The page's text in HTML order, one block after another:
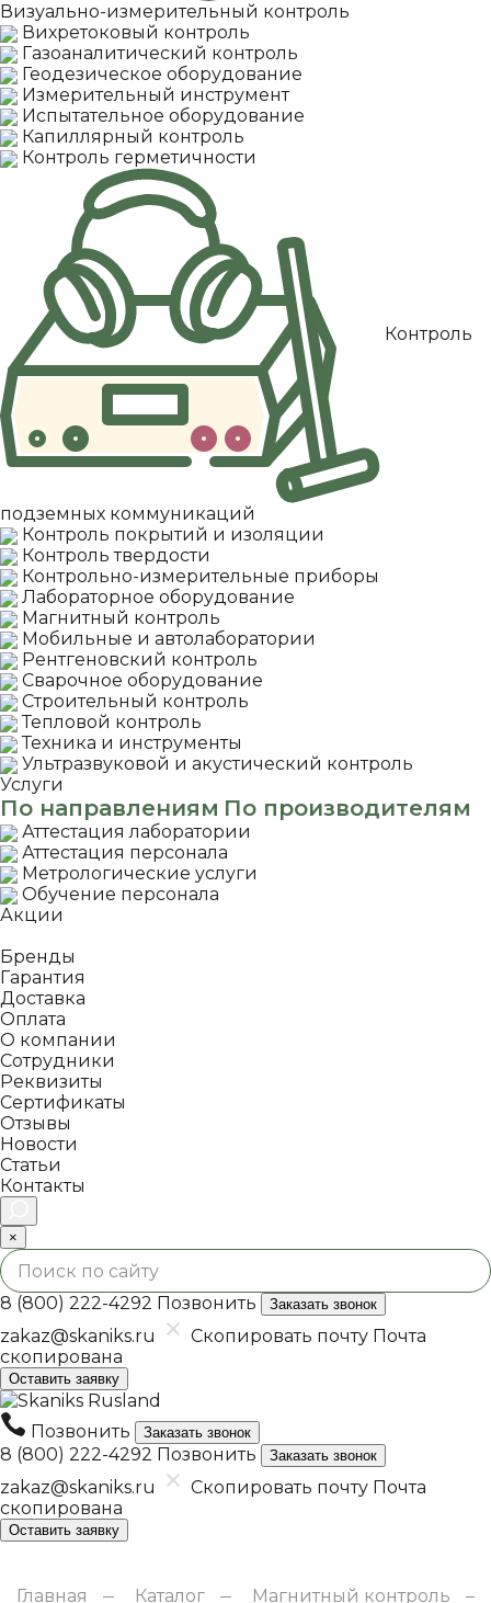
Визуально-измерительный контроль
Вихретоковый контроль
Газоаналитический контроль
Геодезическое оборудование
Измерительный инструмент
Испытательное оборудование
Капиллярный контроль
Контроль герметичности
Контроль
подземных коммуникаций
Контроль покрытий и изоляции
Контроль твердости
Контрольно-измерительные приборы
Лабораторное оборудование
Магнитный контроль
Мобильные и автолаборатории
Рентгеновский контроль
Сварочное оборудование
Строительный контроль
Тепловой контроль
Техника и инструменты
Ультразвуковой и акустический контроль
Услуги
По направлениям По производителям
Аттестация лаборатории
Аттестация персонала
Метрологические услуги
Обучение персонала
Акции
Бренды
Гарантия
Доставка
Оплата
О компании
Сотрудники
Реквизиты
Сертификаты
Отзывы
Новости
Статьи
Контакты
×
8 (800) 222-4292 Позвонить Заказать звонок
zakaz@skaniks.ru Скопировать почту Почта
скопирована
Оставить заявку
Позвонить Заказать звонок
8 (800) 222-4292 Позвонить Заказать звонок
zakaz@skaniks.ru Скопировать почту Почта
скопирована
Оставить заявку
Главная Каталог Магнитный контроль